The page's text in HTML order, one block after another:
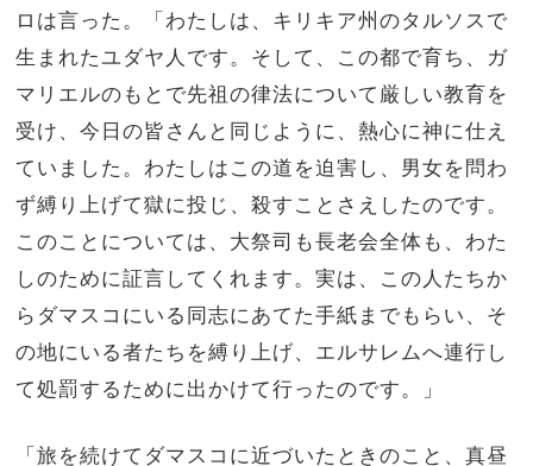
ロは言った。「わたしは、キリキア州のタルソスで
生まれたユダヤ人です。そして、この都で育ち、ガ
マリエルのもとで先祖の律法について厳しい教育を
受け、今日の皆さんと同じように、熱心に神に仕え
ていました。わたしはこの道を迫害し、男女を問わ
ず縛り上げて獄に投じ、殺すことさえしたのです。
このことについては、大祭司も長老会全体も、わた
しのために証言してくれます。実は、この人たちか
らダマスコにいる同志にあてた手紙までもらい、そ
の地にいる者たちを縛り上げ、エルサレムへ連行し
て処罰するために出かけて行ったのです。」
「旅を続けてダマスコに近づいたときのこと、真昼